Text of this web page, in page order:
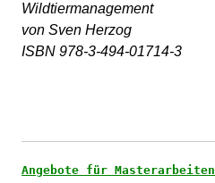
Wildtiermanagement
von Sven Herzog
ISBN 978-3-494-01714-3
Angebote für Masterarbeiten